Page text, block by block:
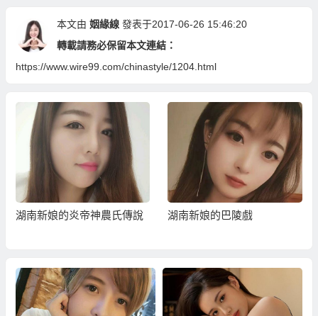
本文由 姻緣線 發表于2017-06-26 15:46:20
轉載請務必保留本文連結：
https://www.wire99.com/chinastyle/1204.html
湖南新娘的炎帝神農氏傳說 湖南新娘的巴陵戲